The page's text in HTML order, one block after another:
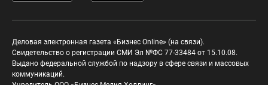
Деловая электронная газета «Бизнес Online» (на связи).
Свидетельство о регистрации СМИ Эл №ФС 77-33484 от 15.10.08.
Выдано федеральной службой по надзору в сфере связи и массовых
коммуникаций.